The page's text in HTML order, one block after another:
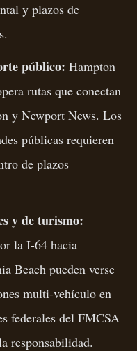
y plazos de
público: Hampton
rutas que conectan
y Newport News. Los
públicas requieren
de plazos
y de turismo:
la I-64 hacia
Beach pueden verse
multi-vehículo en
federales del FMCSA
responsabilidad.